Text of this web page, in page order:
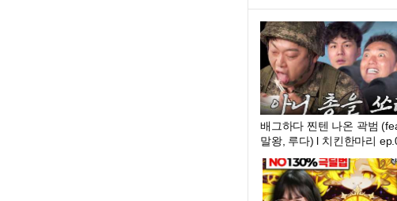
배그하다 찐텐 나온 곽범
말왕, 루다) l 치킨한마리